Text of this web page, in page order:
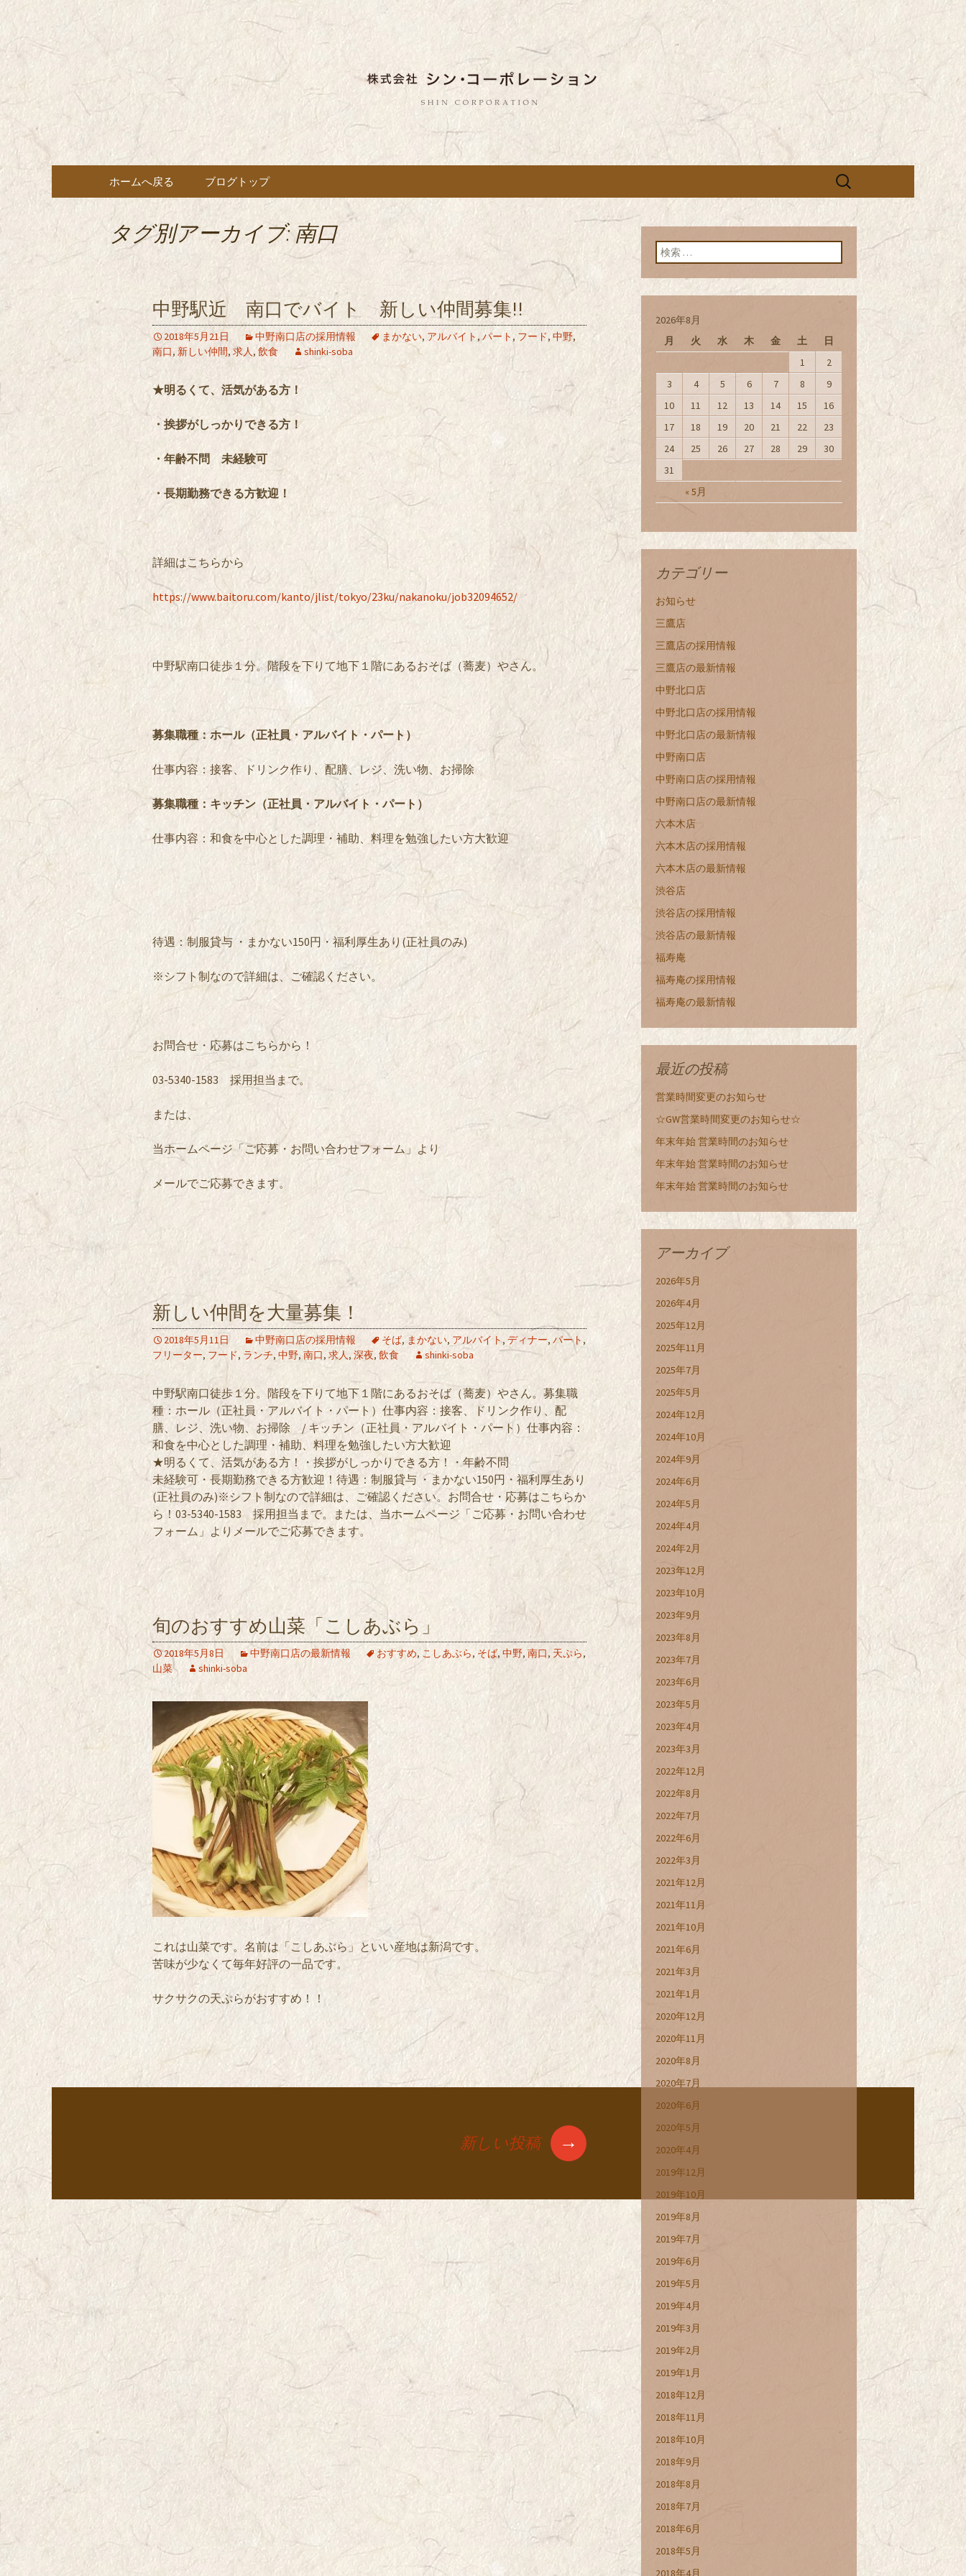
都内に5店舗展開している蕎麦のお店「真
希（しんき）」を運営する「株式会社シ
ン・コーポレーション」のブログ
東京都内に5店舗ある美味しい蕎麦のお店「真希（しんき）」と運営の「株式会社シン・コーポレーシ
ョン」の新着情報はこちら。店舗によって24時間営業、宴会なども承っております。季節のメニュー
も豊富にご用意。
コンテンツへ移動
ホームへ戻る ブログトップ
検
タグ別アーカイブ: 南口
中野駅近 南口でバイト 新しい仲間募集!!
2018年5月21日 中野南口店の採用情報 まかない, アルバイト, パート , フード, 中野,
南口, 新しい仲間, 求人, 飲食 shinki-soba
★明るくて、活気がある方！
・挨拶がしっかりできる方！
・年齢不問 未経験可
・長期勤務できる方歓迎！
詳細はこちらから
https://www.baitoru.com/kanto/jlist/tokyo/23ku/nakanoku/job32094652/
中野駅南口徒歩１分。階段を下りて地下１階にあるおそば（蕎麦）やさん。
募集職種：ホール（正社員・アルバイト・パート）
仕事内容：接客、ドリンク作り、配膳、レジ、洗い物、お掃除
募集職種：キッチン（正社員・アルバイト・パート）
仕事内容：和食を中心とした調理・補助、料理を勉強したい方大歓迎
待遇：制服貸与 ・まかない150円・福利厚生あり(正社員のみ)
※シフト制なので詳細は、ご確認ください。
お問合せ・応募はこちらから！
03-5340-1583 採用担当まで。
または、
当ホームページ「ご応募・お問い合わせフォーム」より
メールでご応募できます。
新しい仲間を大量募集！
2018年5月11日 中野南口店の採用情報 そば, まかない, アルバイト, ディナー, パート ,
フリーター, フード, ランチ, 中野, 南口, 求人, 深夜, 飲食 shinki-soba
中野駅南口徒歩１分。階段を下りて地下１階にあるおそば（蕎麦）やさん。募集職
種：ホール（正社員・アルバイト・パート）仕事内容：接客、ドリンク作り、配
膳、レジ、洗い物、お掃除 / キッチン（正社員・アルバイト・パート）仕事内容：
和食を中心とした調理・補助、料理を勉強したい方大歓迎
★明るくて、活気がある方！・挨拶がしっかりできる方！・年齢不問
未経験可・長期勤務できる方歓迎！待遇：制服貸与 ・まかない150円・福利厚生あり
(正社員のみ)※シフト制なので詳細は、ご確認ください。お問合せ・応募はこちらか
ら！03-5340-1583 採用担当まで。または、当ホームページ「ご応募・お問い合わせ
フォーム」よりメールでご応募できます。
旬のおすすめ山菜「こしあぶら」
2018年5月8日 中野南口店の最新情報 おすすめ,こしあぶら, そば, 中野, 南口, 天ぷら,
山菜
shinki-soba
これは山菜です。名前は「こしあぶら」といい産地は新潟です。
苦味が少なくて毎年好評の一品です。
サクサクの天ぷらがおすすめ！！
新しい投稿 →
検索:
2026年8月
月
火 水 木 金 土 日
« 5月
1
2
3
4 5 6 7 8
9
10
11 12 13 14 15
16
17
18 19 20 21 22
23
24
25 26 27 28 29
30
31
カテゴリー
お知らせ
三鷹店
三鷹店の採用情報
三鷹店の最新情報
中野北口店
中野北口店の採用情報
中野北口店の最新情報
中野南口店
中野南口店の採用情報
中野南口店の最新情報
六本木店
六本木店の採用情報
六本木店の最新情報
渋谷店
渋谷店の採用情報
渋谷店の最新情報
福寿庵
福寿庵の採用情報
福寿庵の最新情報
最近の投稿
営業時間変更のお知らせ
☆GW営業時間変更のお知らせ☆
年末年始 営業時間のお知らせ
年末年始 営業時間のお知らせ
年末年始 営業時間のお知らせ
アーカイブ
2026年5月
2026年4月
2025年12月
2025年11月
2025年7月
2025年5月
2024年12月
2024年10月
2024年9月
2024年6月
2024年5月
2024年4月
2024年2月
2023年12月
2023年10月
2023年9月
2023年8月
2023年7月
2023年6月
2023年5月
2023年4月
2023年3月
2022年12月
2022年8月
2022年7月
2022年6月
2022年3月
2021年12月
2021年11月
2021年10月
2021年6月
2021年3月
2021年1月
2020年12月
2020年11月
2020年8月
2020年7月
2020年6月
2020年5月
2020年4月
2019年12月
2019年10月
2019年8月
2019年7月
2019年6月
2019年5月
2019年4月
2019年3月
2019年2月
2019年1月
2018年12月
2018年11月
2018年10月
2018年9月
2018年8月
2018年7月
2018年6月
2018年5月
2018年4月